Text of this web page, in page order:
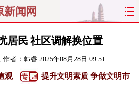
新闻网
焦 太原
注 文明 出行
居民 社区调解换位置
作者：韩睿 2025年08月28日 09:51
观
提升文明素质 争做文明市